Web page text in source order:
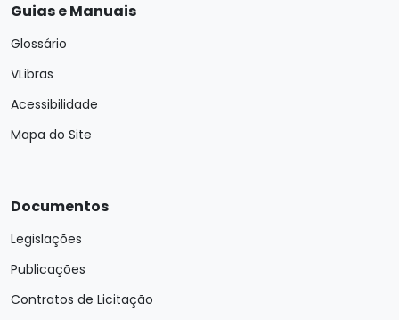
Guias e Manuais
Glossário
VLibras
Acessibilidade
Mapa do Site
Documentos
Legislações
Publicações
Contratos de Licitação